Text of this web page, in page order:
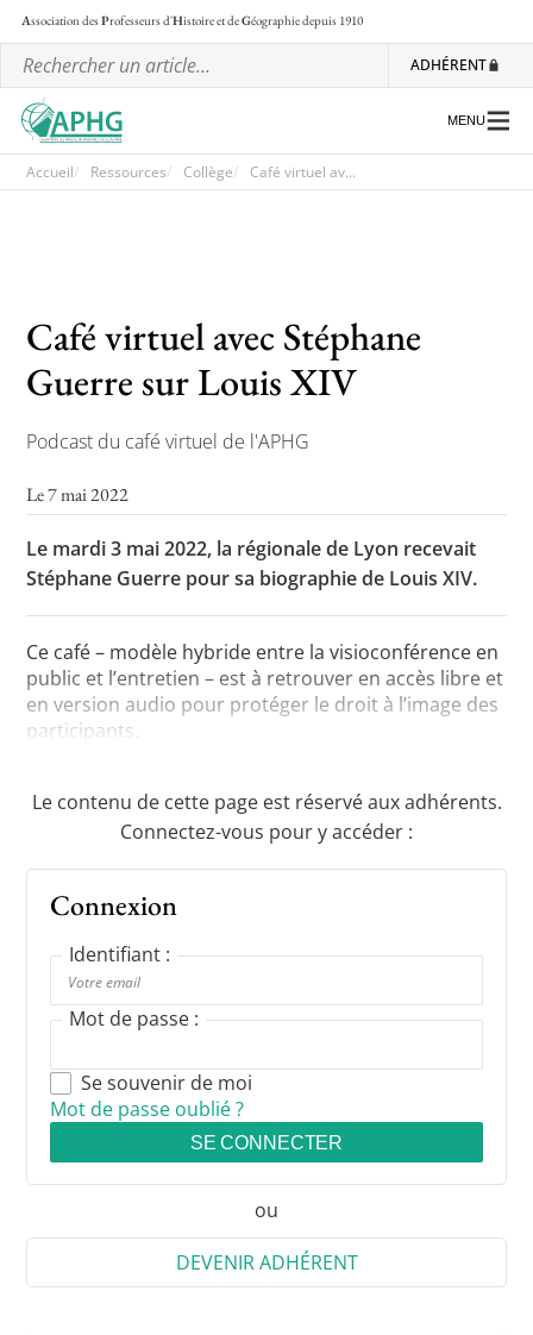
Association desProfesseurs d'Histoire et deGéographiedepuis 1910
ADHÉRENT
Les ateliers nationaux
Communiqués et motions
Lettre d’information de l’APHG
Les rendez-vous de l’APHG
Concours de recrutement
Conférences, tables rondes
MENU
Accueil Ressources Collège Café virtuel av...
Café virtuel avec Stéphane
Guerre sur Louis XIV
Podcast du café virtuel de l'APHG
Le 7 mai 2022
Le mardi 3 mai 2022, la régionale de Lyon recevait
Stéphane Guerre pour sa biographie de Louis XIV.
Ce café – modèle hybride entre la visioconférence en
public et l’entretien – est à retrouver en accès libre et
en version audio pour protéger le droit à l’image des
participants.
Le contenu de cette page est réservé aux adhérents.
Connectez-vous pour y accéder :
Connexion
Identifiant :
Mot de passe :
Se souvenir de moi
Mot de passe oublié ?
SE CONNECTER
ou
DEVENIR ADHÉRENT